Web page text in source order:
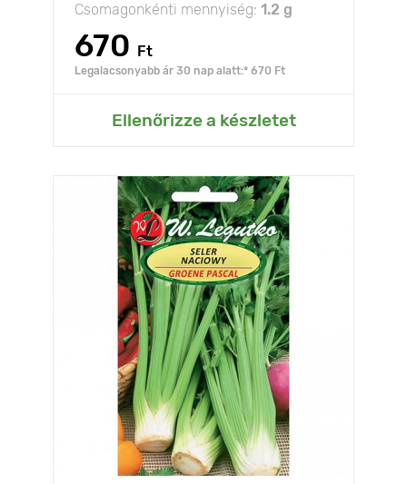
Csomagonkénti mennyiség: 1.2 g
670 Ft
Legalacsonyabb ár 30 nap alatt:* 670 Ft
Ellenőrizze a készletet